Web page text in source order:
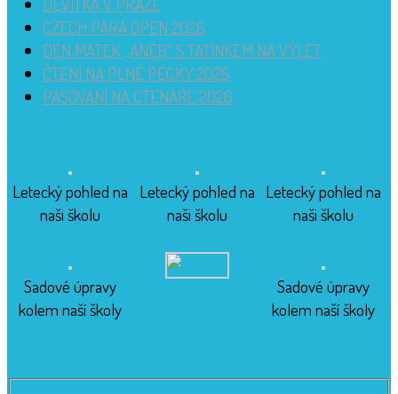
CZECH PARA OPEN 2026
DEN MATEK „ANEB“ S TATÍNKEM NA VÝLET
ČTENÍ NA PLNÉ PECKY 2026
PASOVÁNÍ NA ČTENÁŘE 2026
Letecký pohled na
naši školu
Letecký pohled na
naši školu
Letecký pohled na
naši školu
Sadové úpravy
kolem naší školy
Sadové úpravy
kolem naší školy